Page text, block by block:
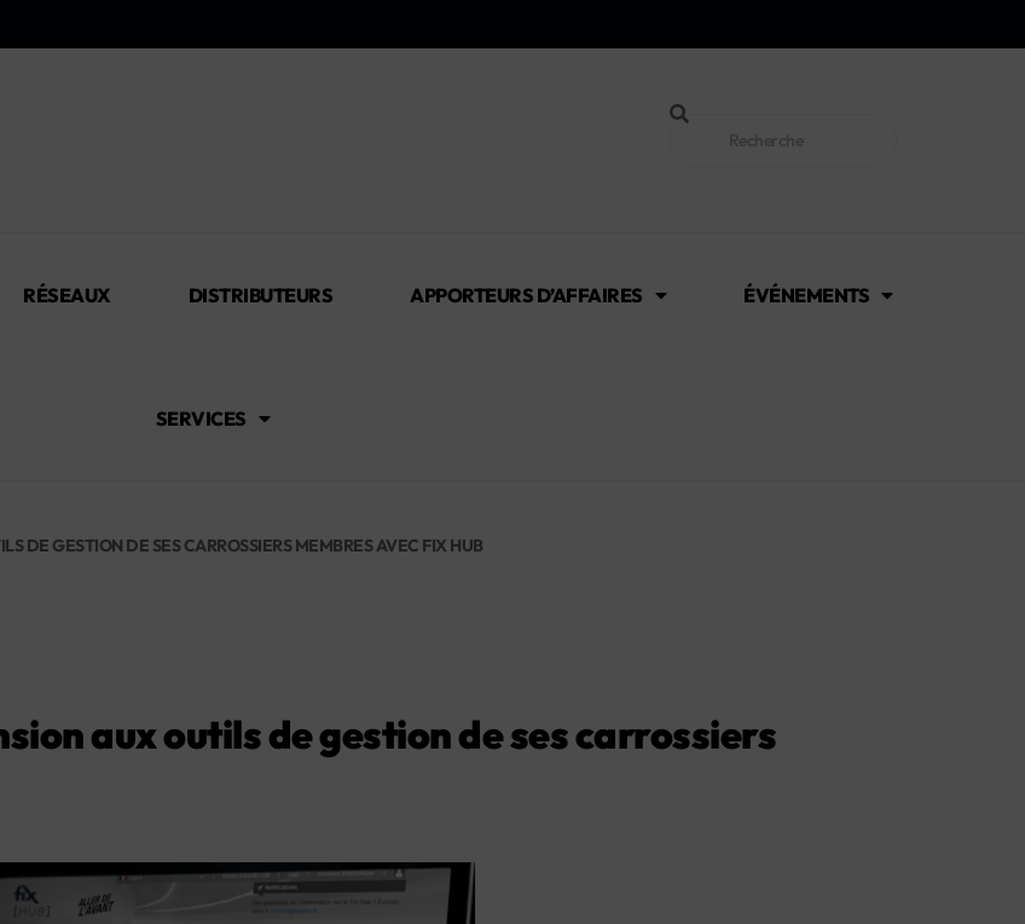
RÉSEAUX DISTRIBUTEURS APPORTEURS D’AFFAIRES ÉVÉNEMENTS
SERVICES
DE GESTION DE SES CARROSSIERS MEMBRES AVEC FIX HUB
aux outils de gestion de ses carrossiers